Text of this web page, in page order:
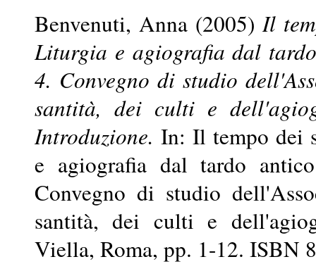
Benvenuti, Anna (2005)Il
Liturgia e agiografia dal
4. Convegno di studio
santità, dei culti e
Introduzione. In: Il tempo dei
e agiografia dal tardo
Convegno di studio
santità, dei culti e
Viella, Roma, pp. 1-12. ISBN